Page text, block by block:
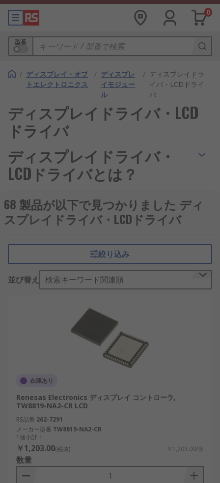
0
型番
/ ディスプレイ・オプ
トエレクトロニクス
/ ディスプレ
イモジュー
ル
/ ディスプレイドラ
イバ・LCDドライ
バ
ディスプレイドライバ・LCD
ドライバ
ディスプレイドライバ・
LCDドライバとは？
ディスプレイドライバとは、コンピュータに接続さ
れたディスプレイを制御するためのドライバです。
画像処理システムの主要なコンポーネントであり、
トランジスターなどが集積されており、ディスプレ
の駆動や駆動電流の制御などの機能を担っていま
ディスプレイドライバの種
LCDドライバ：LCDディスプレイ用のドライ
：LEDディスプレイ用のドライバ
です。
ディスプレイドライバの用
途
ディスプレイドライバは、高性能、中性能、低性能
のシングルカラーやフルカラーなど、さまざまな種
類のディスプレイを駆動することができます。通
信、郵便、金融、交通、スタジアム、政府の部門な
68 製品が以下で見つかりました ディ
スプレイドライバ・LCDドライバ
絞り込み
並び替え 検索キーワード関連順
在庫あり
Renesas Electronics ディスプレイ コントローラ,
TW8819-NA2-CR LCD
RS品番 262-7291
メーカー型番 TW8819-NA2-CR
1個小計：
￥1,203.00(税抜) ￥1,203.00/個
数量